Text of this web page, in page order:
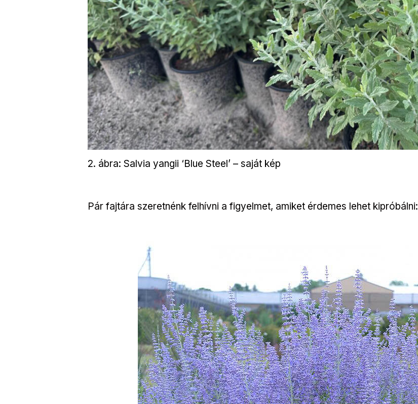
2. ábra: Salvia yangii ‘Blue Steel’ – saját kép
Pár fajtára szeretnénk felhívni a figyelmet, amiket érdemes lehet kipróbálni: